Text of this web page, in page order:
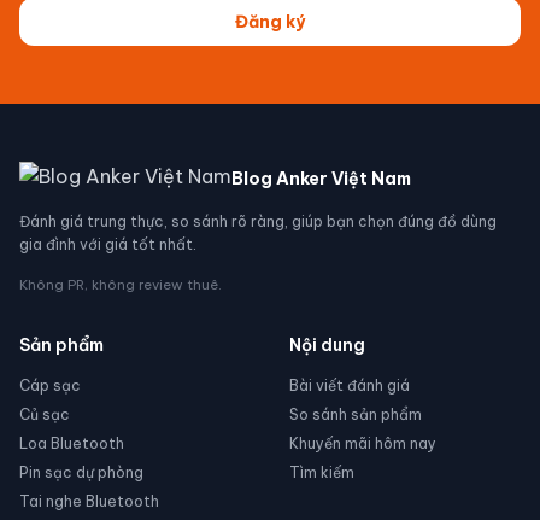
Đăng ký
Blog Anker Việt Nam
Đánh giá trung thực, so sánh rõ ràng, giúp bạn chọn đúng đồ dùng
gia đình với giá tốt nhất.
Không PR, không review thuê.
Sản phẩm
Cáp sạc
Củ sạc
Loa Bluetooth
Pin sạc dự phòng
Tai nghe Bluetooth
Nội dung
Bài viết đánh giá
So sánh sản phẩm
Khuyến mãi hôm nay
Tìm kiếm